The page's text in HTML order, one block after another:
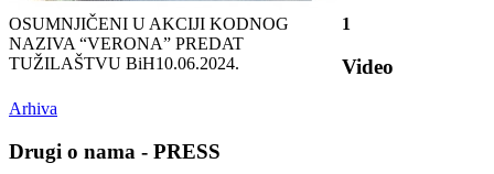
OSUMNJIČENI U AKCIJI KODNOG
NAZIVA “VERONA” PREDAT
TUŽILAŠTVU BiH10.06.2024.
1
Video
Arhiva
Drugi o nama - PRESS